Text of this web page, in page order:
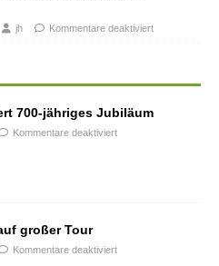
jh Kommentare deaktiviert
700-jähriges Jubiläum
Kommentare deaktiviert
großer Tour
Kommentare deaktiviert